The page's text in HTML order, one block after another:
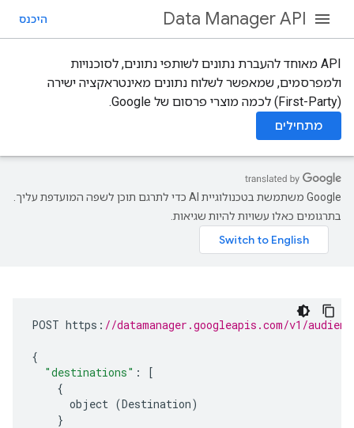
Data Manager API היכנס
‫API מאוחד להעברת נתונים לשותפי נתונים, לסוכנויות
ולמפרסמים, שמאפשר לשלוח נתונים מאינטראקציה ישירה
(First-Party) לכמה מוצרי פרסום של Google.
מתחילים
‫Google משתמשת בטכנולוגיית AI כדי לתרגם תוכן לשפה המועדפת עליך.
בתרגומים כאלו עשויות להיות שגיאות.
POST https : //datamanager.googleapis.com/v1/
{
"destinations" :
[
{
object (Destination)
}